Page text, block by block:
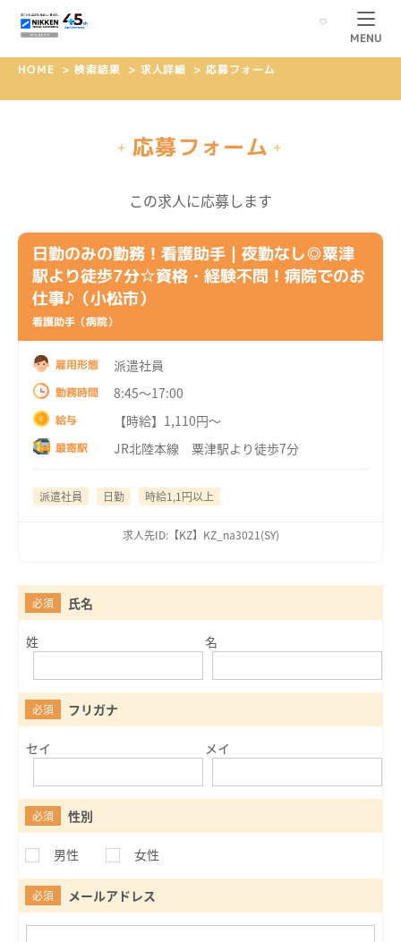
MENU
HOME > 検索結果 > 求人詳細 > 応募フォーム
+ 応募フォーム +
この求人に応募します
日勤のみの勤務！看護助手｜夜勤なし◎粟津
駅より徒歩7分☆資格・経験不問！病院でのお
仕事♪（小松市）
看護助手（病院）
雇用形態 派遣社員
勤務時間 8:45～17:00
給与 【時給】1,110円～
最寄駅 JR北陸本線 粟津駅より徒歩7分
派遣社員 日勤 時給1,1円以上
求人先ID:【KZ】KZ_na3021(SY)
必須 氏名
姓 名
必須 フリガナ
セイ メイ
必須 性別
男性 女性
必須 メールアドレス